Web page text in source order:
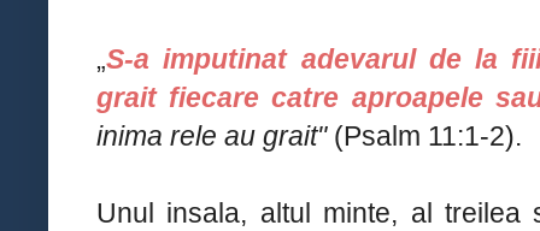
„S-a imputinat adevarul de la
grait fiecare catre aproapele
inima rele au grait" (Psalm 11:1-2).
Unul insala, altul minte, al